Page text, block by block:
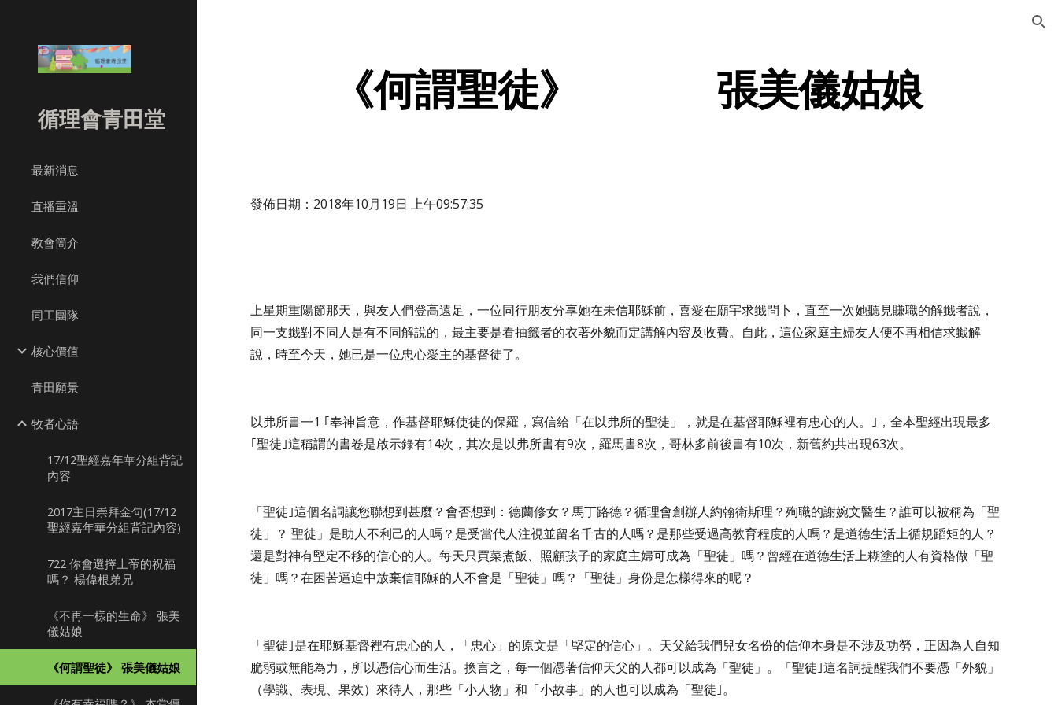
循理會青田堂
最新消息
直播重溫
教會簡介
我們信仰
同工團隊
核心價值
青田願景
牧者心語
17/12聖經嘉年華分組背記
內容
2017主日崇拜金句(17/12
聖經嘉年華分組背記內容)
722 你會選擇上帝的祝福
嗎？ 楊偉根弟兄
《不再一樣的生命》 張美
儀姑娘
《何謂聖徒》 張美儀姑娘
《何謂聖徒》            張美儀姑娘
發佈日期：2018年10月19日 上午09:57:35
上星期重陽節那天，與友人們登高遠足，一位同行朋友分享她在未信耶穌前，喜愛在廟宇求韱問卜，直至一次她聽見賺職的解韱者說，
同一支韱對不同人是有不同解說的，最主要是看抽籤者的衣著外貌而定講解內容及收費。自此，這位家庭主婦友人便不再相信求韱解
說，時至今天，她已是一位忠心愛主的基督徒了。
以弗所書一1 ｢奉神旨意，作基督耶穌使徒的保羅，寫信給「在以弗所的聖徒」，就是在基督耶穌裡有忠心的人。｣，全本聖經出現最多
｢聖徒｣這稱謂的書卷是啟示錄有14次，其次是以弗所書有9次，羅馬書8次，哥林多前後書有10次，新舊約共出現63次。
「聖徒｣這個名詞讓您聯想到甚麼？會否想到：德蘭修女？馬丁路德？循理會創辦人約翰衛斯理？殉職的謝婉文醫生？誰可以被稱為「聖
徒」？ 聖徒」是助人不利己的人嗎？是受當代人注視並留名千古的人嗎？是那些受過高教育程度的人嗎？是道德生活上循規蹈矩的人？
還是對神有堅定不移的信心的人。每天只買菜煮飯、照顧孩子的家庭主婦可成為「聖徒」嗎？曾經在道德生活上糊塗的人有資格做「聖
徒」嗎？在困苦逼迫中放棄信耶穌的人不會是「聖徒」嗎？「聖徒」身份是怎樣得來的呢？
「聖徒｣是在耶穌基督裡有忠心的人，「忠心」的原文是「堅定的信心」。天父給我們兒女名份的信仰本身是不涉及功勞，正因為人自知
脆弱或無能為力，所以憑信心而生活。換言之，每一個憑著信仰天父的人都可以成為「聖徒」。「聖徒｣這名詞提醒我們不要憑「外貌」
（學識、表現、果效）來待人，那些「小人物」和「小故事」的人也可以成為「聖徒｣。